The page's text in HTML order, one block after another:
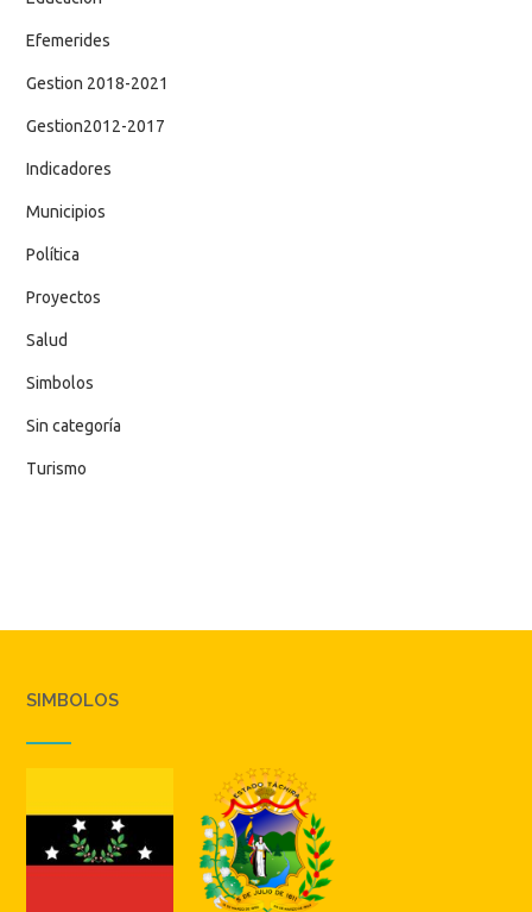
Efemerides
Gestion 2018-2021
Gestion2012-2017
Indicadores
Municipios
Política
Proyectos
Salud
Simbolos
Sin categoría
Turismo
SIMBOLOS